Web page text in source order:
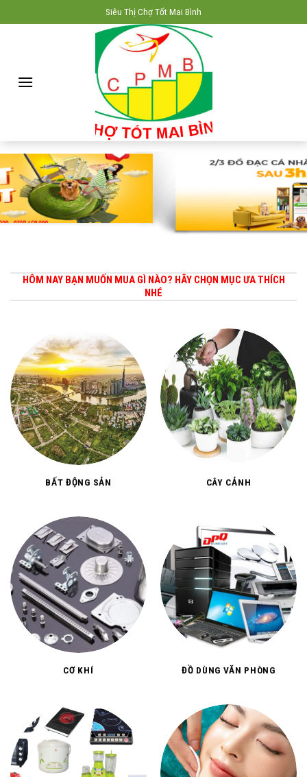
to
Siêu Thị Chợ Tốt Mai Bình
HÔM NAY BẠN MUỐN MUA GÌ NÀO? HÃY CHỌN MỤC ƯA THÍCH
NHÉ
BẤT ĐỘNG SẢN CÂY CẢNH
CƠ KHÍ ĐỒ DÙNG VĂN PHÒNG